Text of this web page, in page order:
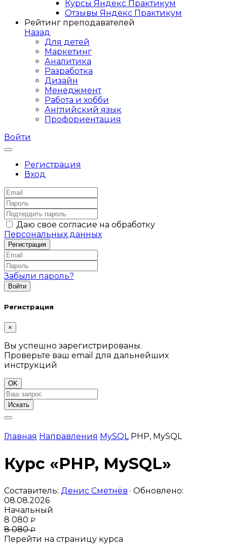
Курсы Яндекс Практикум
Отзывы Яндекс Практикум
Рейтинг преподавателей
Назад
Для детей
Маркетинг
Аналитика
Разработка
Дизайн
Менеджмент
Работа и хобби
Английский язык
Профориентация
Войти
Регистрация
Вход
Даю свое согласие на обработку
Персональных данных
Забыли пароль?
Регистрация
×
Вы успешно зарегистрированы.
Проверьте ваш email для дальнейших
инструкций
OK
Искать
Главная Направления MySQL PHP, MySQL
Курс «PHP, MySQL»
Составитель: Денис Сметнёв · Обновлено:
08.08.2026
Начальный
8 080 ₽
8 080₽
Перейти на страницу курса